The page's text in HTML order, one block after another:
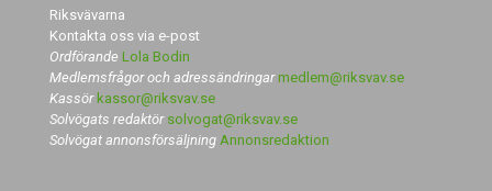
Riksvävarna
Kontakta oss via e-post
Ordförande Lola Bodin
Medlemsfrågor och adressändringarmedlem@riksvav.se
Kassör kassor@riksvav.se
Solvögats redaktör solvogat@riksvav.se
Solvögat annonsförsäljning Annonsredaktion